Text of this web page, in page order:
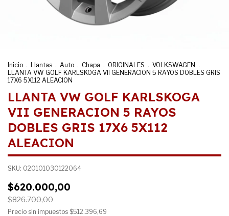
Inicio . Llantas . Auto . Chapa . ORIGINALES . VOLKSWAGEN .
LLANTA VW GOLF KARLSKOGA VII GENERACION 5 RAYOS DOBLES GRIS
17X6 5X112 ALEACION
LLANTA VW GOLF KARLSKOGA
VII GENERACION 5 RAYOS
DOBLES GRIS 17X6 5X112
ALEACION
SKU: 020101030122064
$620.000,00
$826.700,00
Precio sin impuestos $512.396,69